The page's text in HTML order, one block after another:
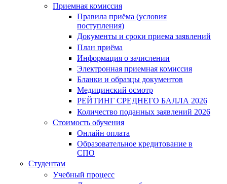
Приемная комиссия
Правила приёма (условия
поступления)
Документы и сроки приема заявлений
План приёма
Информация о зачислении
Электронная приемная комиссия
Бланки и образцы документов
Медицинский осмотр
РЕЙТИНГ СРЕДНЕГО БАЛЛА 2026
Количество поданных заявлений 2026
Стоимость обучения
Онлайн оплата
Образовательное кредитование в
СПО
Студентам
Учебный процесс